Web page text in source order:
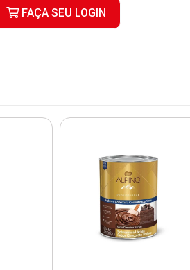
FAÇA SEU LOGIN